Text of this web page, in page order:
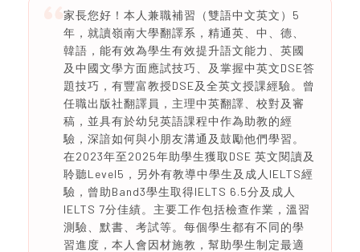
家長您好！本人兼職補習（雙語中文英文）5
年，就讀嶺南大學翻譯系，精通英、中、德、
韓語，能有效為學生有效提升語文能力、英國
及中國文學方面應試技巧、及掌握中英文DSE答
題技巧，有豐富教授DSE及全英文授課經驗。曾
任職出版社翻譯員，主理中英翻譯、校對及審
稿，並具有於幼兒英語課程中作為助教的經
驗，深諳如何與小朋友溝通及鼓勵他們學習。
在2023年至2025年助學生獲取DSE 英文閱讀及
聆聽Level5，另外有教導中學生及成人IELTS經
驗，曾助Band3學生取得IELTS 6.5分及成人
IELTS 7分佳績。主要工作包括檢查作業，溫習
測驗、默書、考試等。每個學生都有不同的學
習進度，本人會因材施教，幫助學生制定最適